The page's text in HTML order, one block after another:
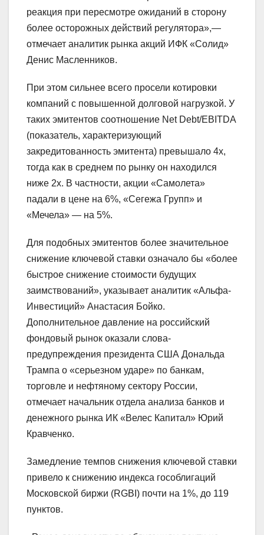
реакция при пересмотре ожиданий в сторону
более осторожных действий регулятора»,—
отмечает аналитик рынка акций ИФК «Солид»
Денис Масленников.
При этом сильнее всего просели котировки
компаний с повышенной долговой нагрузкой. У
таких эмитентов соотношение Net Debt/EBITDA
(показатель, характеризующий
закредитованность эмитента) превышало 4х,
тогда как в среднем по рынку он находился
ниже 2х. В частности, акции «Самолета»
падали в цене на 6%, «Сегежа Групп» и
«Мечела» — на 5%.
Для подобных эмитентов более значительное
снижение ключевой ставки означало бы «более
быстрое снижение стоимости будущих
заимствований», указывает аналитик «Альфа-
Инвестиций» Анастасия Бойко.
Дополнительное давление на российский
фондовый рынок оказали слова-
предупреждения президента США Дональда
Трампа о «серьезном ударе» по банкам,
торговле и нефтяному сектору России,
отмечает начальник отдела анализа банков и
денежного рынка ИК «Велес Капитал» Юрий
Кравченко.
Замедление темпов снижения ключевой ставки
привело к снижению индекса гособлигаций
Московской биржи (RGBI) почти на 1%, до 119
пунктов.